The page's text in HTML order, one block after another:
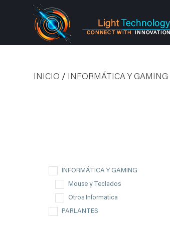
INICIO / INFORMÁTICA Y GAMING
INFORMÁTICA Y GAMING
Mouse y Teclados
Otros Informatica
PARLANTES